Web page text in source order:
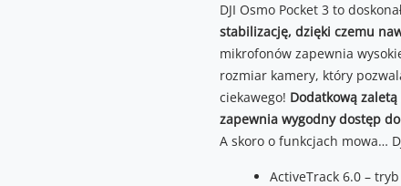
DJI Osmo Pocket 3 to
stabilizację, dzięki czemu
mikrofonów zapewnia
rozmiar kamery, który
ciekawego! Dodatkową
zapewnia wygodny dostęp
A skoro o funkcjach mowa…
ActiveTrack 6.0 –